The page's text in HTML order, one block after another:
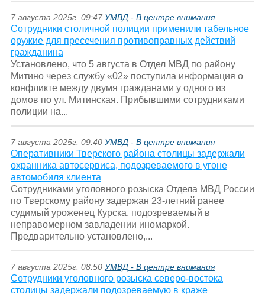
7 августа 2025г. 09:47 УМВД - В центре внимания
Сотрудники столичной полиции применили табельное
оружие для пресечения противоправных действий
гражданина
Установлено, что 5 августа в Отдел МВД по району
Митино через службу «02» поступила информация о
конфликте между двумя гражданами у одного из
домов по ул. Митинская. Прибывшими сотрудниками
полиции на...
7 августа 2025г. 09:40 УМВД - В центре внимания
Оперативники Тверского района столицы задержали
охранника автосервиса, подозреваемого в угоне
автомобиля клиента
Сотрудниками уголовного розыска Отдела МВД России
по Тверскому району задержан 23-летний ранее
судимый уроженец Курска, подозреваемый в
неправомерном завладении иномаркой.
Предварительно установлено,...
7 августа 2025г. 08:50 УМВД - В центре внимания
Сотрудники уголовного розыска северо-востока
столицы задержали подозреваемую в краже